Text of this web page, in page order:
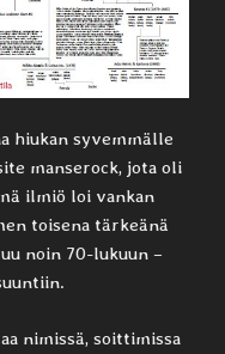
hiukan syvemmälle
manserock, jota oli
ilmiö loi vankan
toisena tärkeänä
noin 70-lukuun –
nimissä, soittimissa